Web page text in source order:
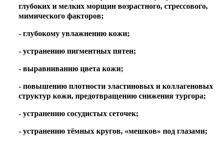
глубоких и мелких морщин возрастного, стрессового,
мимического факторов;
- глубокому увлажнению кожи;
- устранению пигментных пятен;
- выравниванию цвета кожи;
- повышению плотности эластиновых и коллагеновых
структур кожи, предотвращению снижения тургора;
- устранению сосудистых сеточек;
- устранению тёмных кругов, «мешков» под глазами;